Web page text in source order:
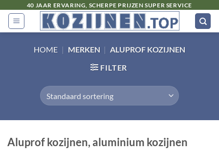
naar
inhoud
40 JAAR ERVARING, SCHERPE PRIJZEN SUPER SERVICE
HOME | MERKEN | ALUPROF KOZIJNEN
FILTER
Aluprof kozijnen, aluminium kozijnen